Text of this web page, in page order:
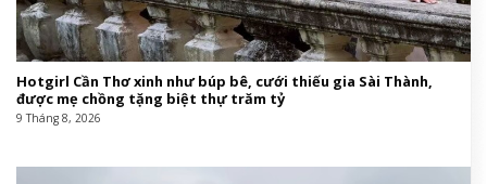
Hotgirl Cần Thơ xinh như búp bê, cưới thiếu gia Sài Thành,
được mẹ chồng tặng biệt thự trăm tỷ
9 Tháng 8, 2026